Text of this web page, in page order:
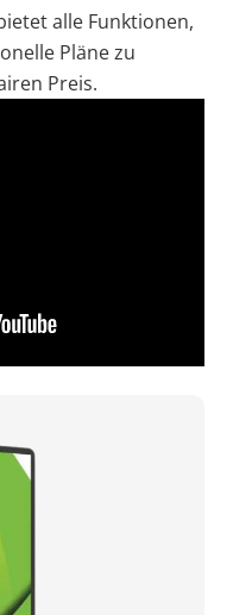
alle Funktionen,
Pläne zu
Preis.